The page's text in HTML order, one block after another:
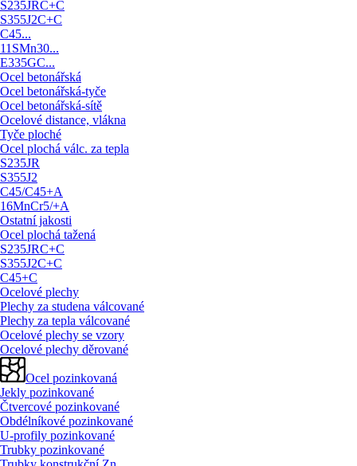
S235JRC+C
S355J2C+C
C45...
11SMn30...
E335GC...
Ocel betonářská
Ocel betonářská-tyče
Ocel betonářská-sítě
Ocelové distance, vlákna
Tyče ploché
Ocel plochá válc. za tepla
S235JR
S355J2
C45/C45+A
16MnCr5/+A
Ostatní jakosti
Ocel plochá tažená
S235JRC+C
S355J2C+C
C45+C
Ocelové plechy
Plechy za studena válcované
Plechy za tepla válcované
Ocelové plechy se vzory
Ocelové plechy děrované
Ocel pozinkovaná
Jekly pozinkované
Čtvercové pozinkované
Obdélníkové pozinkované
U-profily pozinkované
Trubky pozinkované